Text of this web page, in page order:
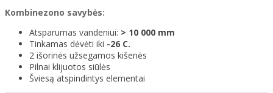
Kombinezono savybės:
Atsparumas vandeniui: > 10 000 mm
Tinkamas dėvėti iki -26 C.
2 išorinės užsegamos kišenės
Pilnai klijuotos siūlės
Šviesą atspindintys elementai